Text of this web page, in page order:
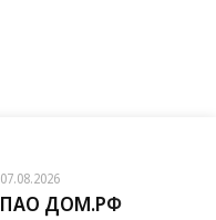
07.08.2026
ПАО ДОМ.РФ